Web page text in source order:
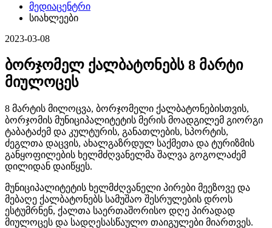
მედიაცენტრი
სიახლეები
2023-03-08
ბორჯომელ ქალბატონებს 8 მარტი
მიულოცეს
8 მარტის მილოცვა, ბორჯომელი ქალბატონებისთვის,
ბორჯომის მუნიციპალიტეტის მერის მოადგილემ გიორგი
ტაბატაძემ და კულტურის, განათლების, სპორტის,
ძეგლთა დაცვის, ახალგაზრდულ საქმეთა და ტურიზმის
განყოფილების ხელმძღვანელმა შალვა გოგოლაძემ
დილიდან დაიწყეს.
მუნიციპალიტეტის ხელმძღვანელი პირები მეეზოვე და
მებაღე ქალბატონებს სამუშაო შესრულების დროს
ესტუმრნენ, ქალთა საერთაშორისო დღე პირადად
მიულოცეს და სადღესასწაულო თაიგულები მიართვეს.